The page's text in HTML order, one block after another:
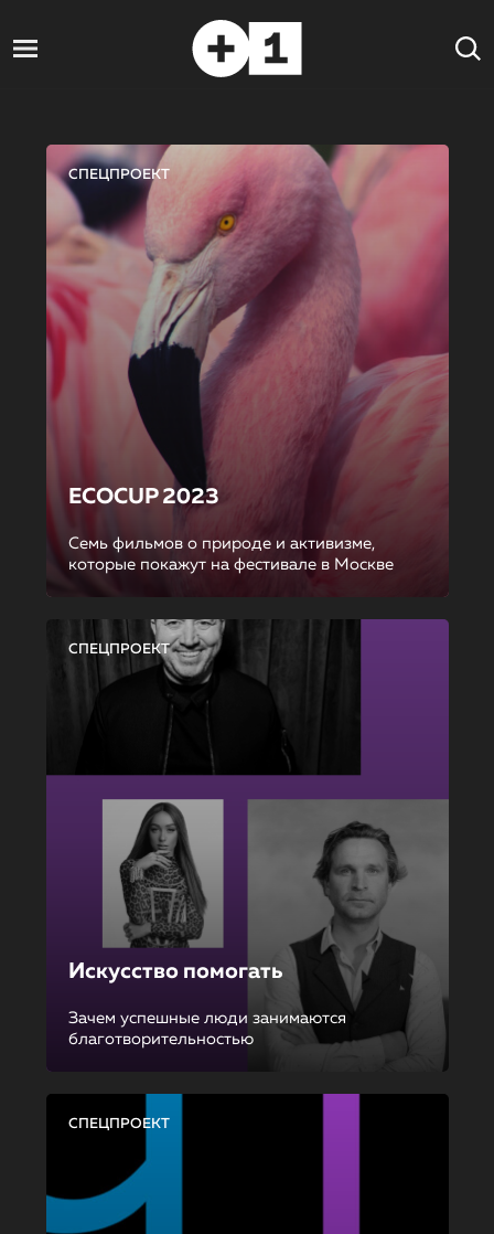
СПЕЦПРОЕКТ
ECOCUP 2023
Семь фильмов о природе и активизме,
которые покажут на фестивале в Москве
СПЕЦПРОЕКТ
Искусство помогать
Зачем успешные люди занимаются
благотворительностью
СПЕЦПРОЕКТ